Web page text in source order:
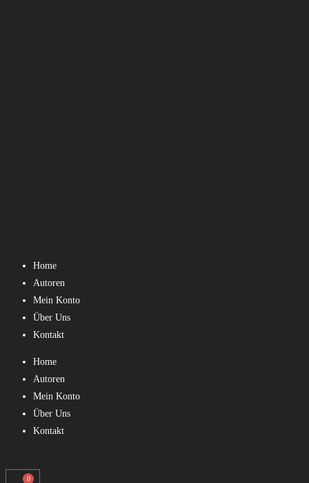
Home
Autoren
Mein Konto
Über Uns
Kontakt
Home
Autoren
Mein Konto
Über Uns
Kontakt
0